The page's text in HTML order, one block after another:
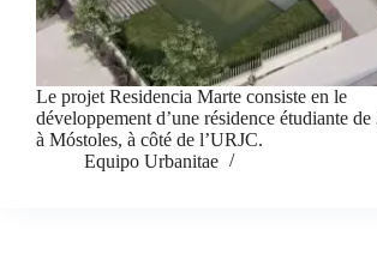
Le projet Residencia Marte consiste en le
développement d’une résidence étudiante
à Móstoles, à côté de l’URJC.
Equipo Urbanitae